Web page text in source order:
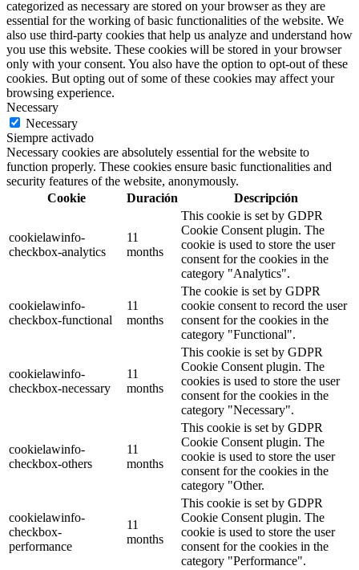
categorized as necessary are stored on your browser as they are
essential for the working of basic functionalities of the website. We
also use third-party cookies that help us analyze and understand how
you use this website. These cookies will be stored in your browser
only with your consent. You also have the option to opt-out of these
cookies. But opting out of some of these cookies may affect your
browsing experience.
Necessary
Necessary
Siempre activado
Necessary cookies are absolutely essential for the website to
function properly. These cookies ensure basic functionalities and
security features of the website, anonymously.
Cookie
Duración Descripción
cookielawinfo-
checkbox-analytics
11
months
This cookie is set by GDPR
Cookie Consent plugin. The
cookie is used to store the user
consent for the cookies in the
category "Analytics".
cookielawinfo-
checkbox-functional
11
months
The cookie is set by GDPR
cookie consent to record the user
consent for the cookies in the
category "Functional".
cookielawinfo-
checkbox-necessary
11
months
This cookie is set by GDPR
Cookie Consent plugin. The
cookies is used to store the user
consent for the cookies in the
category "Necessary".
cookielawinfo-
checkbox-others
11
months
This cookie is set by GDPR
Cookie Consent plugin. The
cookie is used to store the user
consent for the cookies in the
category "Other.
cookielawinfo-
checkbox-
performance
11
months
This cookie is set by GDPR
Cookie Consent plugin. The
cookie is used to store the user
consent for the cookies in the
category "Performance".